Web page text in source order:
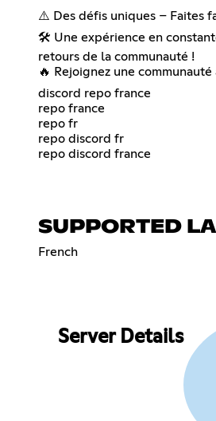
⚠️ Des défis uniques – Faites
🛠️ Une expérience en
retours de la communauté !
🔥 Rejoignez une
discord repo france
repo france
repo fr
repo discord fr
repo discord france
SUPPORTED
French
Server Details